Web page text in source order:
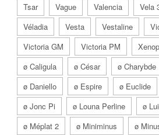
Tsar
Vague Valencia Vela
Véladia
Vesta Vestaline
Victoria GM
Victoria PM
ø Caligula
ø César ø Charybde
ø Daniello
ø Espire ø Euclide
ø Jonc Pi
ø Louna Perline ø
ø Méplat 2
ø Miniminus ø